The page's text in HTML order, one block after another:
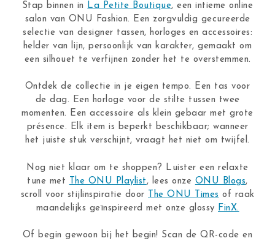
Stap binnen in La Petite Boutique, een intieme online
salon van ONU Fashion. Een zorgvuldig gecureerde
selectie van designer tassen, horloges en accessoires:
helder van lijn, persoonlijk van karakter, gemaakt om
een silhouet te verfijnen zonder het te overstemmen.
Ontdek de collectie in je eigen tempo. Een tas voor
de dag. Een horloge voor de stilte tussen twee
momenten. Een accessoire als klein gebaar met grote
présence. Elk item is beperkt beschikbaar; wanneer
het juiste stuk verschijnt, vraagt het niet om twijfel.
Nog niet klaar om te shoppen? Luister een relaxte
tune met
The ONU Playlist , lees onze ONU Blogs,
scroll voor stijlinspiratie door
The ONU Times of raak
maandelijks geïnspireerd met onze glossy FinX.
Of begin gewoon bij het begin! Scan de QR-code en